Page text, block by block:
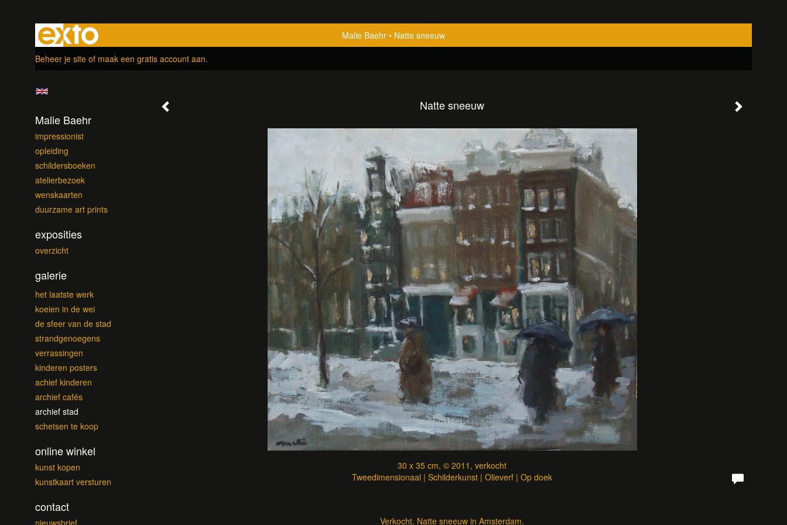
Malie Baehr
Natte sneeuw
Beheer je site of maak een gratis account aan.
Natte sneeuw
30 x 35 cm, © 2011, verkocht
Tweedimensionaal | Schilderkunst | Olieverf | Op doek
Verkocht. Natte sneeuw in Amsterdam.
Malie Baehr
impressionist
opleiding
schildersboeken
atelierbezoek
wenskaarten
duurzame art prints
exposities
overzicht
galerie
het laatste werk
koeien in de wei
de sfeer van de stad
strandgenoegens
verrassingen
kinderen posters
achief kinderen
archief cafés
archief stad
schetsen te koop
online winkel
kunst kopen
kunstkaart versturen
contact
nieuwsbrief